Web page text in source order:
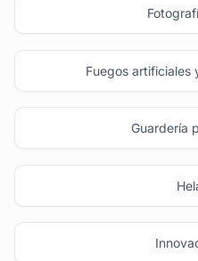
Fuegos artificiales
Guardería